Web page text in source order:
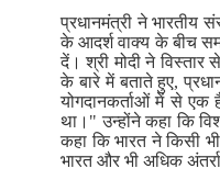
प्रधानमंत्री ने
के आदर्श वाक्य के बीच
दें। श्री मोदी ने विस्तार
के बारे में बताते हुए,
योगदानकर्ताओं में से एक
था।" उन्होंने कहा कि
कहा कि भारत ने किसी
भारत और भी अधिक